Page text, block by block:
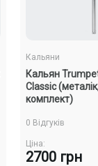
Кальяни
Кальян
Classic
комплект)
0 Відгуків
Ціна:
2700 грн